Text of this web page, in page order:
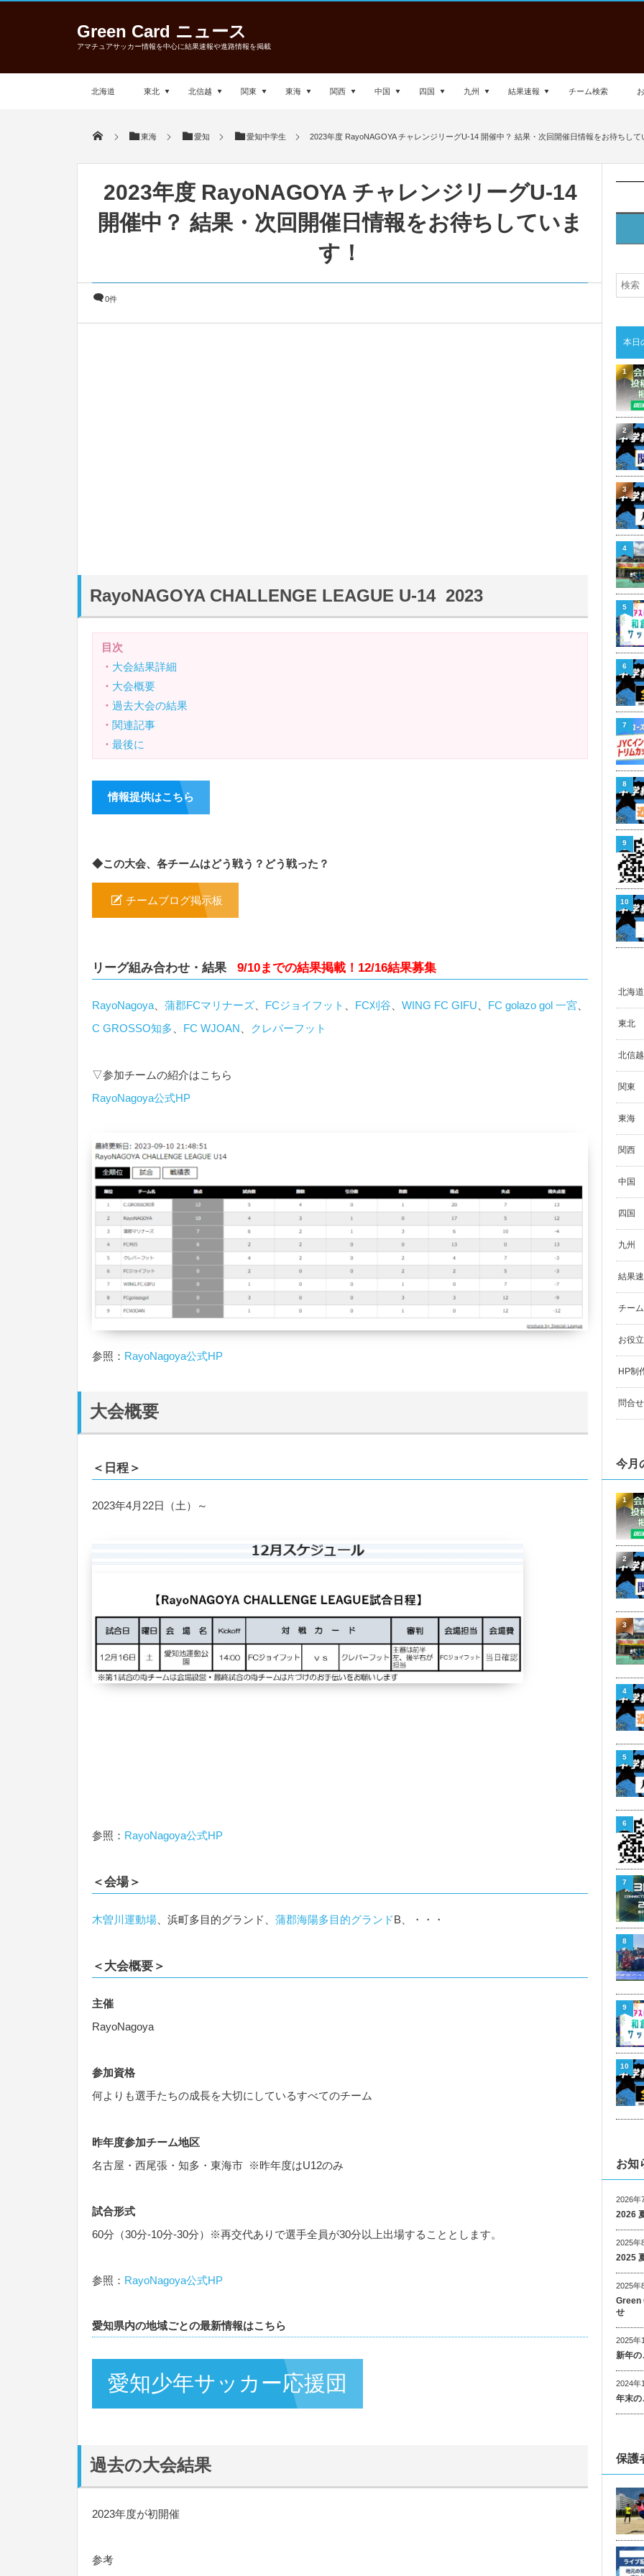
Green Card ニュース
アマチュアサッカー情報を中心に結果速報や進路情報を掲載
北海道 東北 北信越 関東 東海 関西 中国 四国 九州 結果速報 チーム検索
東海 愛知 愛知中学生 2023年度 RayoNAGOYA チャレンジリーグU-14 開催中？ 結果・次回開催日情報をお待ちして
2023年度 RayoNAGOYA チャレンジリーグU-14
開催中？ 結果・次回開催日情報をお待ちしていま
す！
0件
RayoNAGOYA CHALLENGE LEAGUE U-14 2023
目次
・ 大会結果詳細
・ 大会概要
・ 過去大会の結果
・ 関連記事
・ 最後に
情報提供はこちら
◆この大会、各チームはどう戦う？どう戦った？
チームブログ掲示板
リーグ組み合わせ・結果 9/10までの結果掲載！12/16結果募集
RayoNagoya、 蒲郡FCマリナーズ、 FCジョイフット 、 FC刈谷、 WING FC GIFU、 FC golazo gol 一宮、
C GROSSO知多、 FC WJOAN 、 クレバーフット
▽参加チームの紹介はこちら
RayoNagoya公式HP
参照： RayoNagoya公式HP
大会概要
＜日程＞
2023年4月22日（土）～
参照： RayoNagoya公式HP
＜会場＞
木曽川運動場 、浜町多目的グランド、 蒲郡海陽多目的グランドB、・・・
＜大会概要＞
主催
RayoNagoya
参加資格
何よりも選手たちの成長を大切にしているすべてのチーム
昨年度参加チーム地区
名古屋・西尾張・知多・東海市 ※昨年度はU12のみ
試合形式
60分（30分-10分-30分）※再交代ありで選手全員が30分以上出場することとします。
参照： RayoNagoya公式HP
愛知県内の地域ごとの最新情報はこちら
愛知少年サッカー応援団
過去の大会結果
2023年度が初開催
参考
本日
1
2
3
4
5
6
7
8
9
10
北海道
東北
北信越
関東
東海
関西
中国
四国
九州
結果
チー
お役
HP制
問合せ
今月
1
2
3
4
5
6
7
8
9
10
お知
2026年
2026
2025年
2025
2025年
Green
せ
2025年
新年の
2024年
年末の
保護